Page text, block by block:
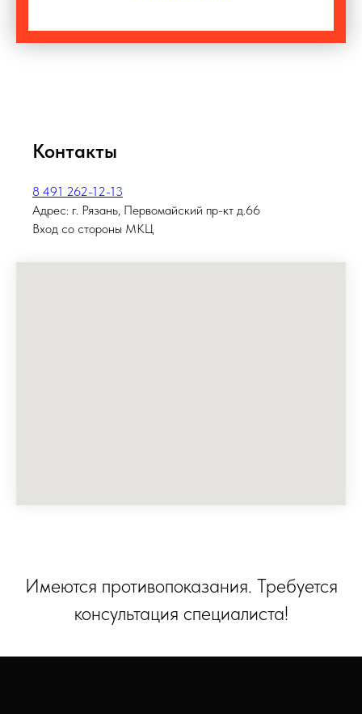
Контакты
8 491 262-12-13
Адрес: г. Рязань, Первомайский пр-кт д.66
Вход со стороны МКЦ
Имеются противопоказания. Требуется
консультация специалиста!